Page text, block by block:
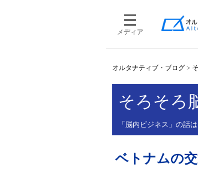
メディア
オルタナティブ・ブログ >
そろそろ
「脳内ビジネス」の話
ベトナムの